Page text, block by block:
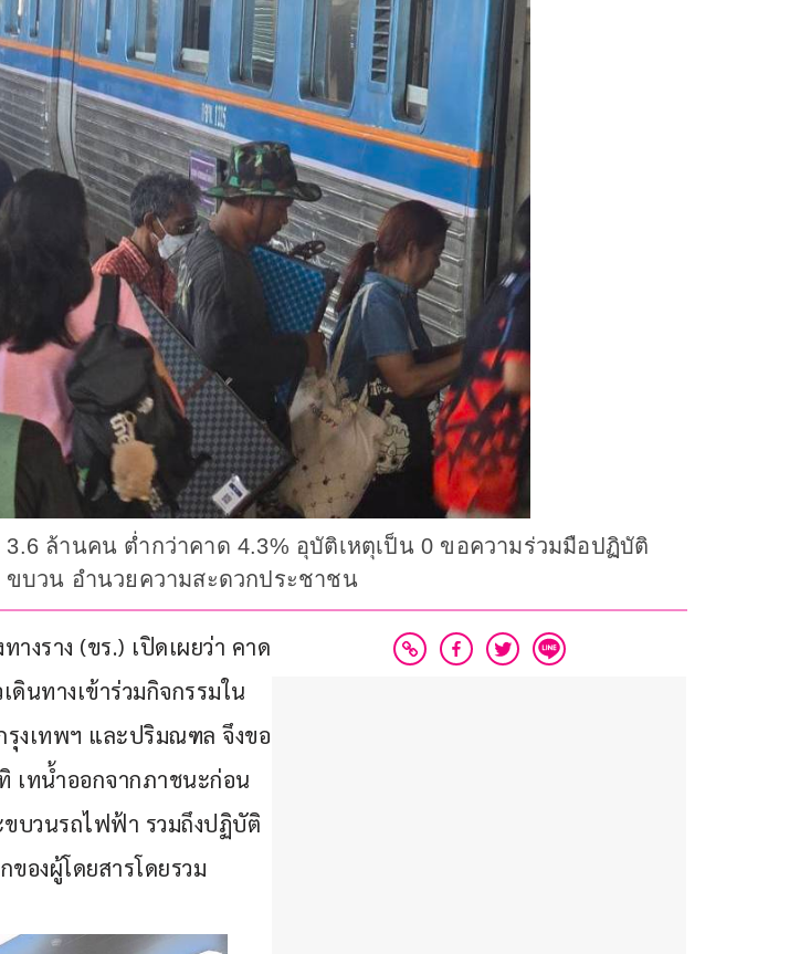
ล้านคน ต่ำกว่าคาด 4.3% อุบัติเหตุเป็น 0 ขอความร่วมมือปฏิบัติ
ขบวน อำนวยความสะดวกประชาชน
งราง (ขร.) เปิดเผยว่า คาด
นทางเข้าร่วมกิจกรรมใน
งเทพฯ และปริมณฑล จึงขอ
เทน้ำออกจากภาชนะก่อน
ขบวนรถไฟฟ้า รวมถึงปฏิบัติ
องผู้โดยสารโดยรวม